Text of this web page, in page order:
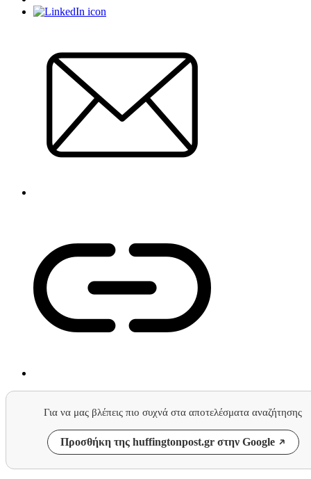
Για να μας βλέπεις πιο συχνά στα αποτελέσματα αναζήτησης
Προσθήκη της huffingtonpost.gr στην Google